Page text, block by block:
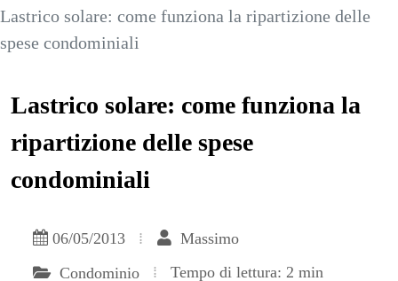
Lastrico solare: come funziona la ripartizione delle
spese condominiali
Lastrico solare: come funziona la
ripartizione delle spese
condominiali
06/05/2013
Massimo
Condominio
Tempo di lettura: 2 min